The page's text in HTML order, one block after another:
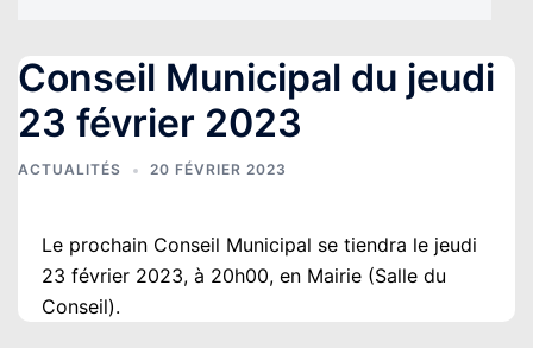
Conseil Municipal du jeudi
23 février 2023
ACTUALITÉS 20 FÉVRIER 2023
Le prochain Conseil Municipal se tiendra le jeudi
23 février 2023, à 20h00, en Mairie (Salle du
Conseil).